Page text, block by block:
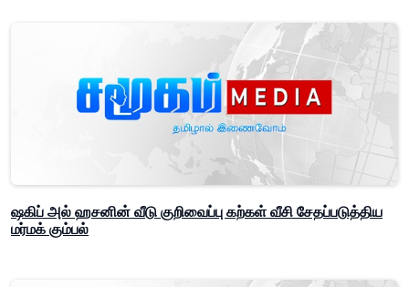
ஷகிப் அல் ஹசனின் வீடு குறிவைப்பு கற்கள் வீசி சேதப்படுத்திய
மர்மக் கும்பல்